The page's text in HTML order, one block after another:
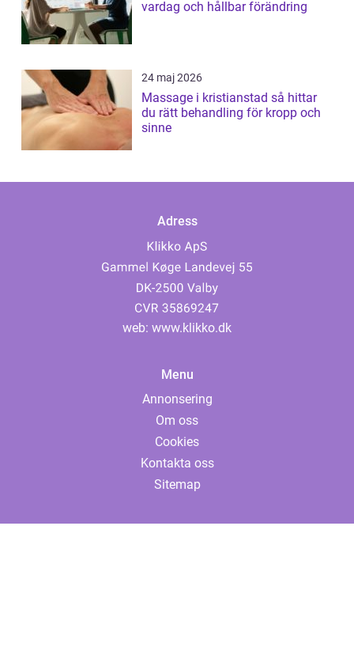
vardag och hållbar förändring
24 maj 2026
Massage i kristianstad så hittar
du rätt behandling för kropp och
sinne
Adress
web: www.klikko.dk
Menu
Annonsering
Om oss
Cookies
Kontakta oss
Sitemap